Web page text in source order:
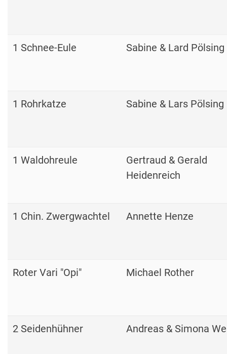
1 Schnee-Eule Sabine & Lard Pölsing
1 Rohrkatze Sabine & Lars Pölsing
1 Waldohreule
Gertraud & Gerald
Heidenreich
1 Chin. Zwergwachtel Annette Henze
Roter Vari "Opi" Michael Rother
2 Seidenhühner Andreas & Simona